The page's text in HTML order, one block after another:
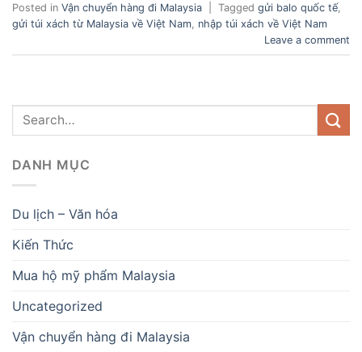
Posted in Vận chuyển hàng đi Malaysia Tagged gửi balo quốc tế
gửi túi xách từ Malaysia về Việt Nam nhập túi xách về Việt Nam
Leave a comment
DANH MỤC
Du lịch – Văn hóa
Kiến Thức
Mua hộ mỹ phẩm Malaysia
Uncategorized
Vận chuyển hàng đi Malaysia